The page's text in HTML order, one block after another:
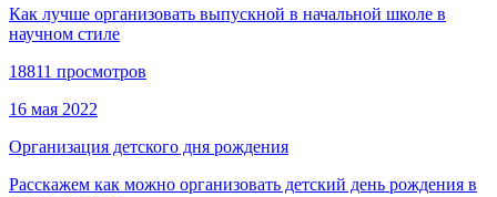
Как лучше организовать выпускной в начальной школе в
научном стиле
18811 просмотров
16 мая 2022
Организация детского дня рождения
Расскажем как можно организовать детский день рождения в